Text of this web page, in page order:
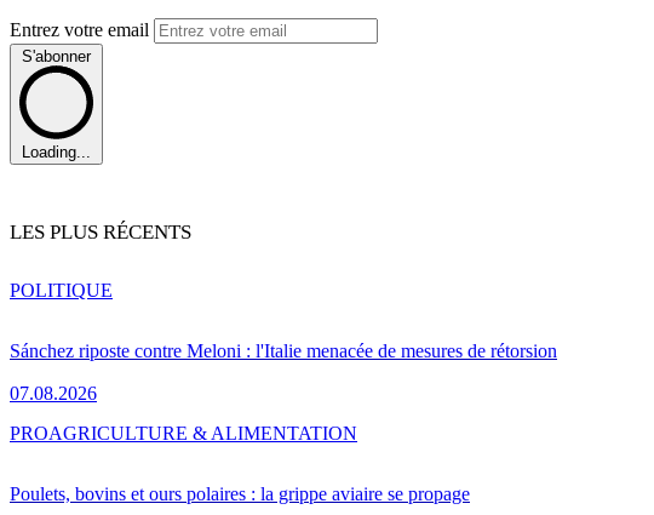
Entrez votre email
S'abonner
Loading...
LES PLUS RÉCENTS
Sánchez riposte contre Meloni : l'Italie menacée de mesures de rétorsion
07.08.2026
POLITIQUE
Poulets, bovins et ours polaires : la grippe aviaire se propage
PROAGRICULTURE & ALIMENTATION